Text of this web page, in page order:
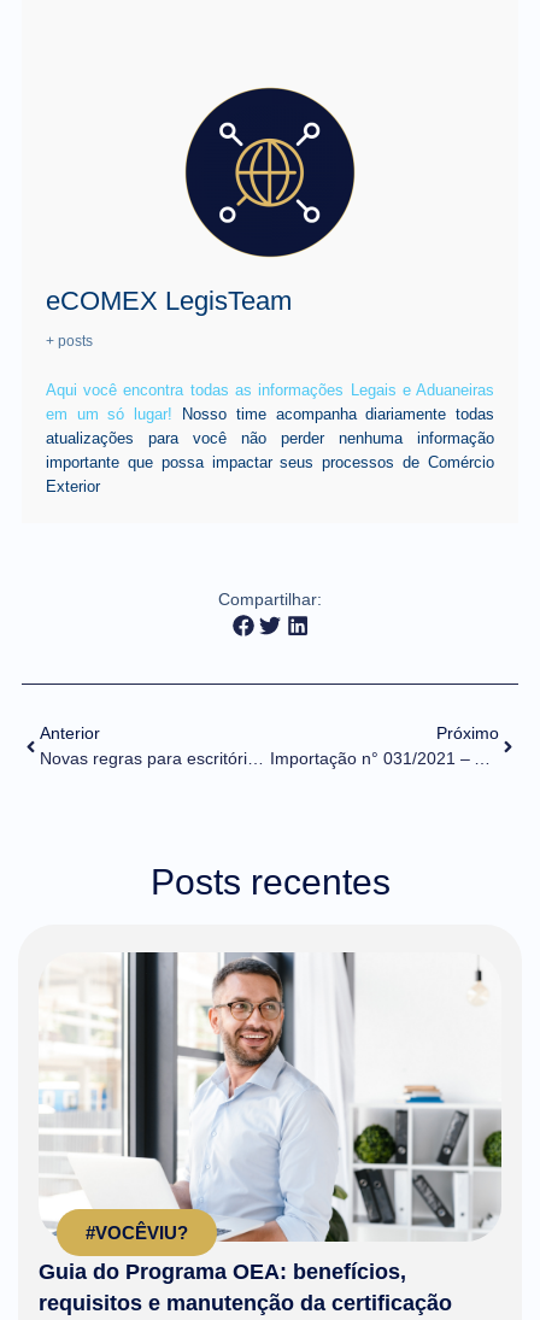
eCOMEX LegisTeam
+ posts
Aqui você encontra todas as informações Legais e Aduaneiras
em um só lugar! Nosso time acompanha diariamente todas
atualizações para você não perder nenhuma informação
importante que possa impactar seus processos de Comércio
Exterior
Compartilhar:
Anterior
Novas regras para escritórios da Receita Federal do Brasil (RFB) em locais ou recintos alfandegados
Próximo
Importação n° 031/2021 – Alteração de Tratamento Administrativo – ANVISA
Posts recentes
#VOCÊVIU?
Guia do Programa OEA: benefícios,
requisitos e manutenção da certificação